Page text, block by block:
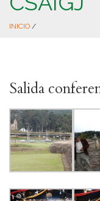
INICIO /
Salida